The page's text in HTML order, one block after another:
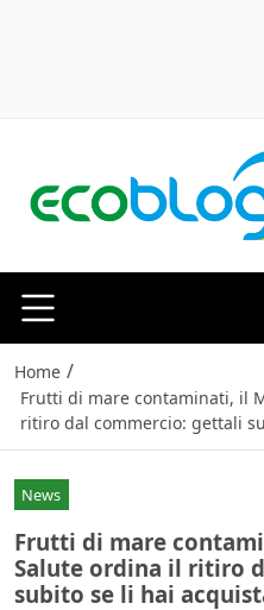
Home /
Frutti di mare contaminati, il
ritiro dal commercio: gettali
News
Frutti di mare
Salute ordina il ritiro
subito se li hai